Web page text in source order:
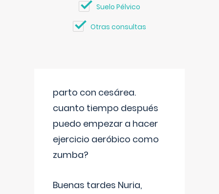
Suelo Pélvico
Otras consultas
parto con cesárea.
cuanto tiempo después
puedo empezar a hacer
ejercicio aeróbico como
zumba?
Buenas tardes Nuria,